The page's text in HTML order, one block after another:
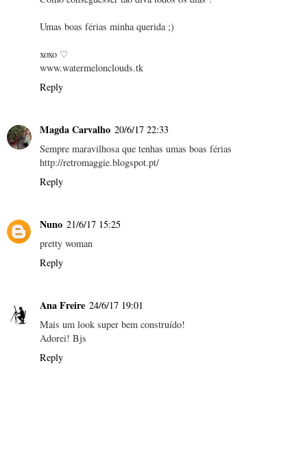
Umas boas férias minha querida ;)
xoxo ♡
www.watermelonclouds.tk
Reply
Magda Carvalho 20/6/17 22:33
Sempre maravilhosa que tenhas umas boas férias
http://retromaggie.blogspot.pt/
Reply
Nuno 21/6/17 15:25
pretty woman
Reply
Ana Freire 24/6/17 19:01
Mais um look super bem construído!
Adorei! Bjs
Reply